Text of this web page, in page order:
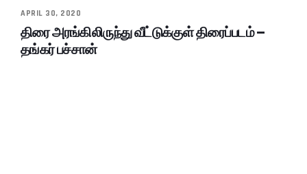
APRIL 30, 2020
திரை அரங்கிலிருந்து வீட்டுக்குள் திரைப்படம் –
தங்கர் பச்சான்